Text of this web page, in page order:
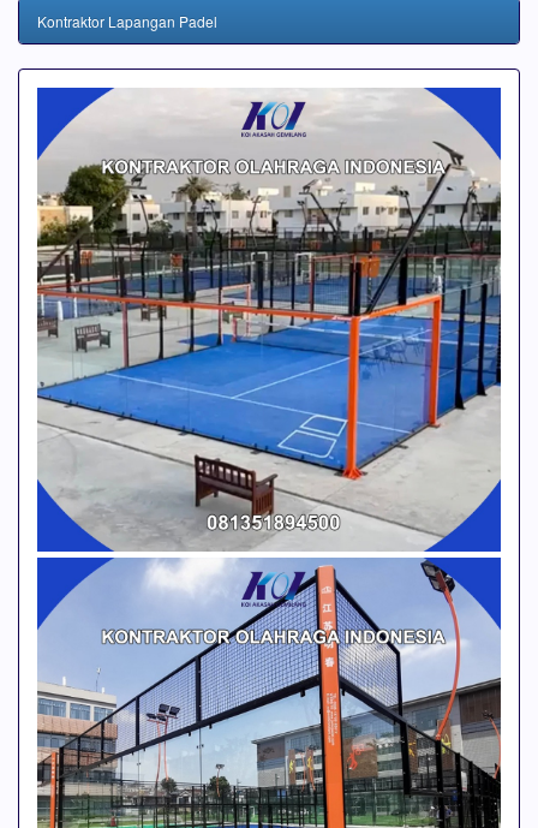
Kontraktor Lapangan Padel